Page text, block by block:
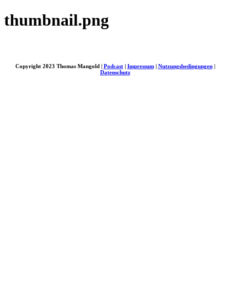
thumbnail.png
Copyright 2023 Thomas Mangold | Podcast| Impressum| Nutzungsbedingungen|
Datenschutz